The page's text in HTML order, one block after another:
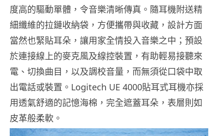
度高的驅動單體，令音樂清晰傳真。隨耳機附送精
細纖維的拉鏈收納袋，方便攜帶與收藏，設計方面
當然也緊貼耳朵，讓用家全情投入音樂之中；預設
於連接線上的麥克風及線控裝置，有助輕易接聽來
電、切換曲目，以及調校音量，而無須從口袋中取
出電話或裝置。Logitech UE 4000貼耳式耳機亦採
用透氣舒適的記憶海棉，完全遮蓋耳朵，表層則如
皮革般柔軟。